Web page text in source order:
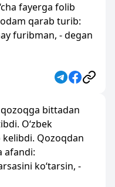
fayerga folib
qarab turib:
furibman, - degan
bittadan
O‘zbek
Qozoqdan
afandi:
ko‘tarsin, -